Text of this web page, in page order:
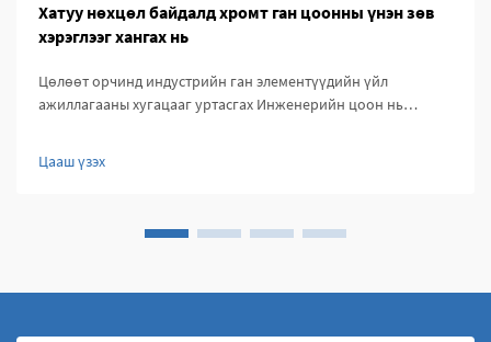
Хатуу нөхцөл байдалд хромт ган цоонны үнэн зөв
хэрэглээг хангах нь
Цөлөөт орчинд индустрийн ган элементүүдийн үйл
ажиллагааны хугацааг уртасгах Инженерийн цоон нь
Цааш үзэх